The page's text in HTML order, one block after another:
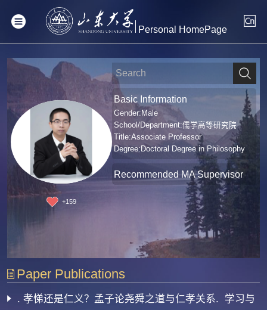
Personal HomePage
+159
Basic Information
Gender:Male
School/Department:儒学高等研究院
Title:Associate Professor
Degree:Doctoral Degree in Philosophy
Recommended MA Supervisor
Paper Publications
. 孝悌还是仁义？孟子论尧舜之道与仁孝关系. 学习与